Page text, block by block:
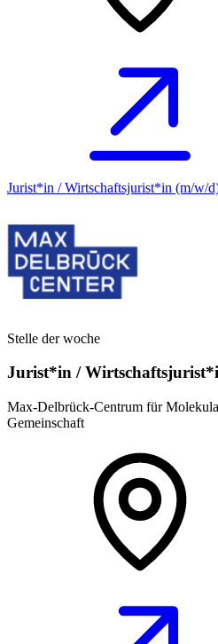
Jurist*in / Wirtschafts­jurist*in (m/w/
Stelle der woche
Jurist*in /
Max-Delbrück-Centrum für
Gemeinschaft